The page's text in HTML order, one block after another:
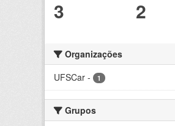
3 2
Organizações
UFSCar - 1
Grupos